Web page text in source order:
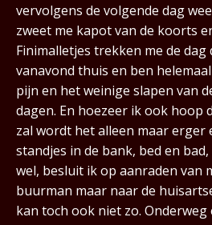
vervolgens de volgende dag
zweet me kapot van de koorts
Finimalletjes trekken me de dag
vanavond thuis en ben
pijn en het weinige slapen van
dagen. En hoezeer ik ook hoop
zal wordt het alleen maar erger
standjes in de bank, bed en
wel, besluit ik op aanraden van
buurman maar naar de
kan toch ook niet zo.